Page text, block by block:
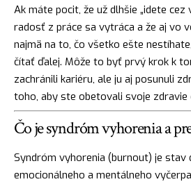
Ak máte pocit, že už dlhšie „idete cez
radosť z práce sa vytráca a že aj vo
najmä na to, čo všetko ešte
čítať ďalej. Môže to byť prvý krok k
zachránili kariéru, ale ju aj posunuli
toho, aby ste obetovali svoje zdravie
Čo je syndróm vyhorenia a
Syndróm vyhorenia (burnout) je stav
emocionálneho a mentálneho